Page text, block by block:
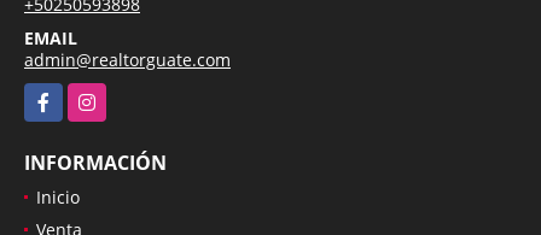
TELÉFONO
+50250593898
EMAIL
admin@realtorguate.com
FacebookInstagram
INFORMACIÓN
Inicio